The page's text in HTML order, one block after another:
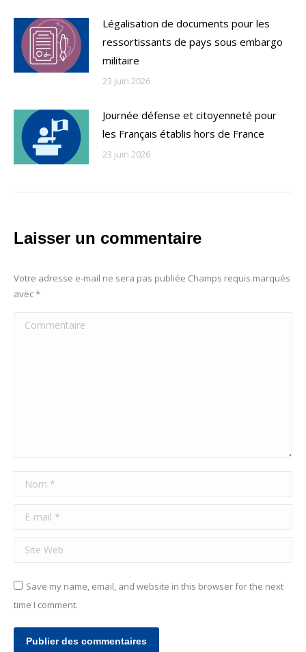
Légalisation de documents pour les
ressortissants de pays sous embargo
militaire
23 juin 2026
Journée défense et citoyenneté pour
les Français établis hors de France
23 juin 2026
Laisser un commentaire
Votre adresse e-mail ne sera pas publiée Champs requis marqués
avec*
Commentaire
Nom *
E-mail *
Site Web
Save my name, email, and website in this browser for the next
time I comment.
Publier des commentaires